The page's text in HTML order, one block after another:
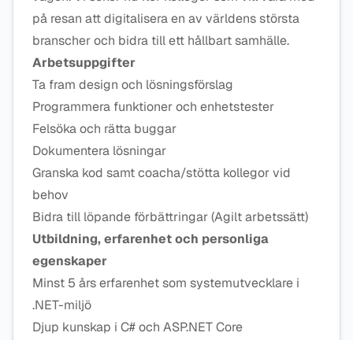
på resan att digitalisera en av världens största
branscher och bidra till ett hållbart samhälle.
Arbetsuppgifter
Ta fram design och lösningsförslag
Programmera funktioner och enhetstester
Felsöka och rätta buggar
Dokumentera lösningar
Granska kod samt coacha/stötta kollegor vid
behov
Bidra till löpande förbättringar (Agilt arbetssätt)
Utbildning, erfarenhet och personliga
egenskaper
Minst 5 års erfarenhet som systemutvecklare i
.NET-miljö
Djup kunskap i C# och ASP.NET Core